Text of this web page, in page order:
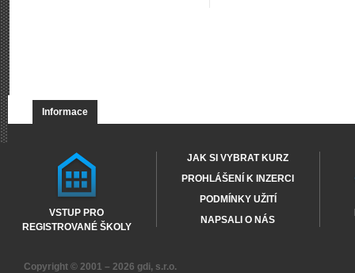
Informace
VSTUP PRO
REGISTROVANÉ ŠKOLY
JAK SI VYBRAT KURZ
PROHLÁŠENÍ K INZERCI
PODMÍNKY UŽITÍ
NAPSALI O NÁS
Copyright © 2001 – 2026 gdi, s.r.o.